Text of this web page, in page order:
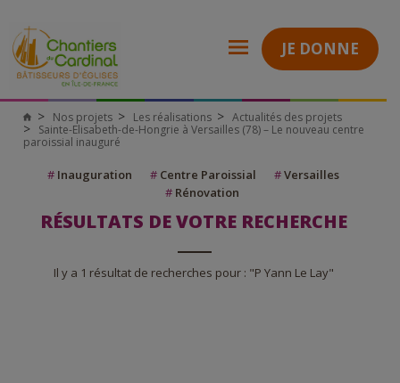
JE DONNE
Nos projets Les réalisations
Actualités des projets
Sainte-Elisabeth-de-Hongrie à Versailles (78) – Le nouveau centre
paroissial inauguré
# Inauguration # Centre Paroissial #Versailles
# Rénovation
RÉSULTATS DE VOTRE RECHERCHE
Il y a 1 résultat de recherches pour : "P Yann Le Lay"